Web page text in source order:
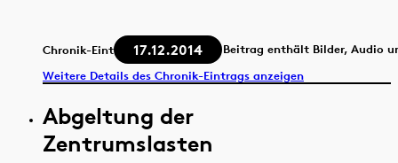
Chronik-Eintrag 17.12.2014
Beitrag enthält Bilder, Audio
Weitere Details des Chronik-Eintrags anzeigen
Abgeltung der
Zentrumslasten